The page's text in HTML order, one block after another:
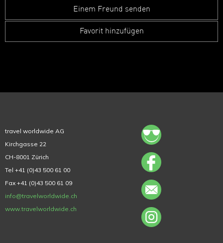
Einem Freund senden
Favorit hinzufügen
travel worldwide AG
Kirchgasse 22
CH-8001 Zürich
Tel +41 (0)43 500 61 00
Fax +41 (0)43 500 61 09
info@travelworldwide.ch
www.travelworldwide.ch